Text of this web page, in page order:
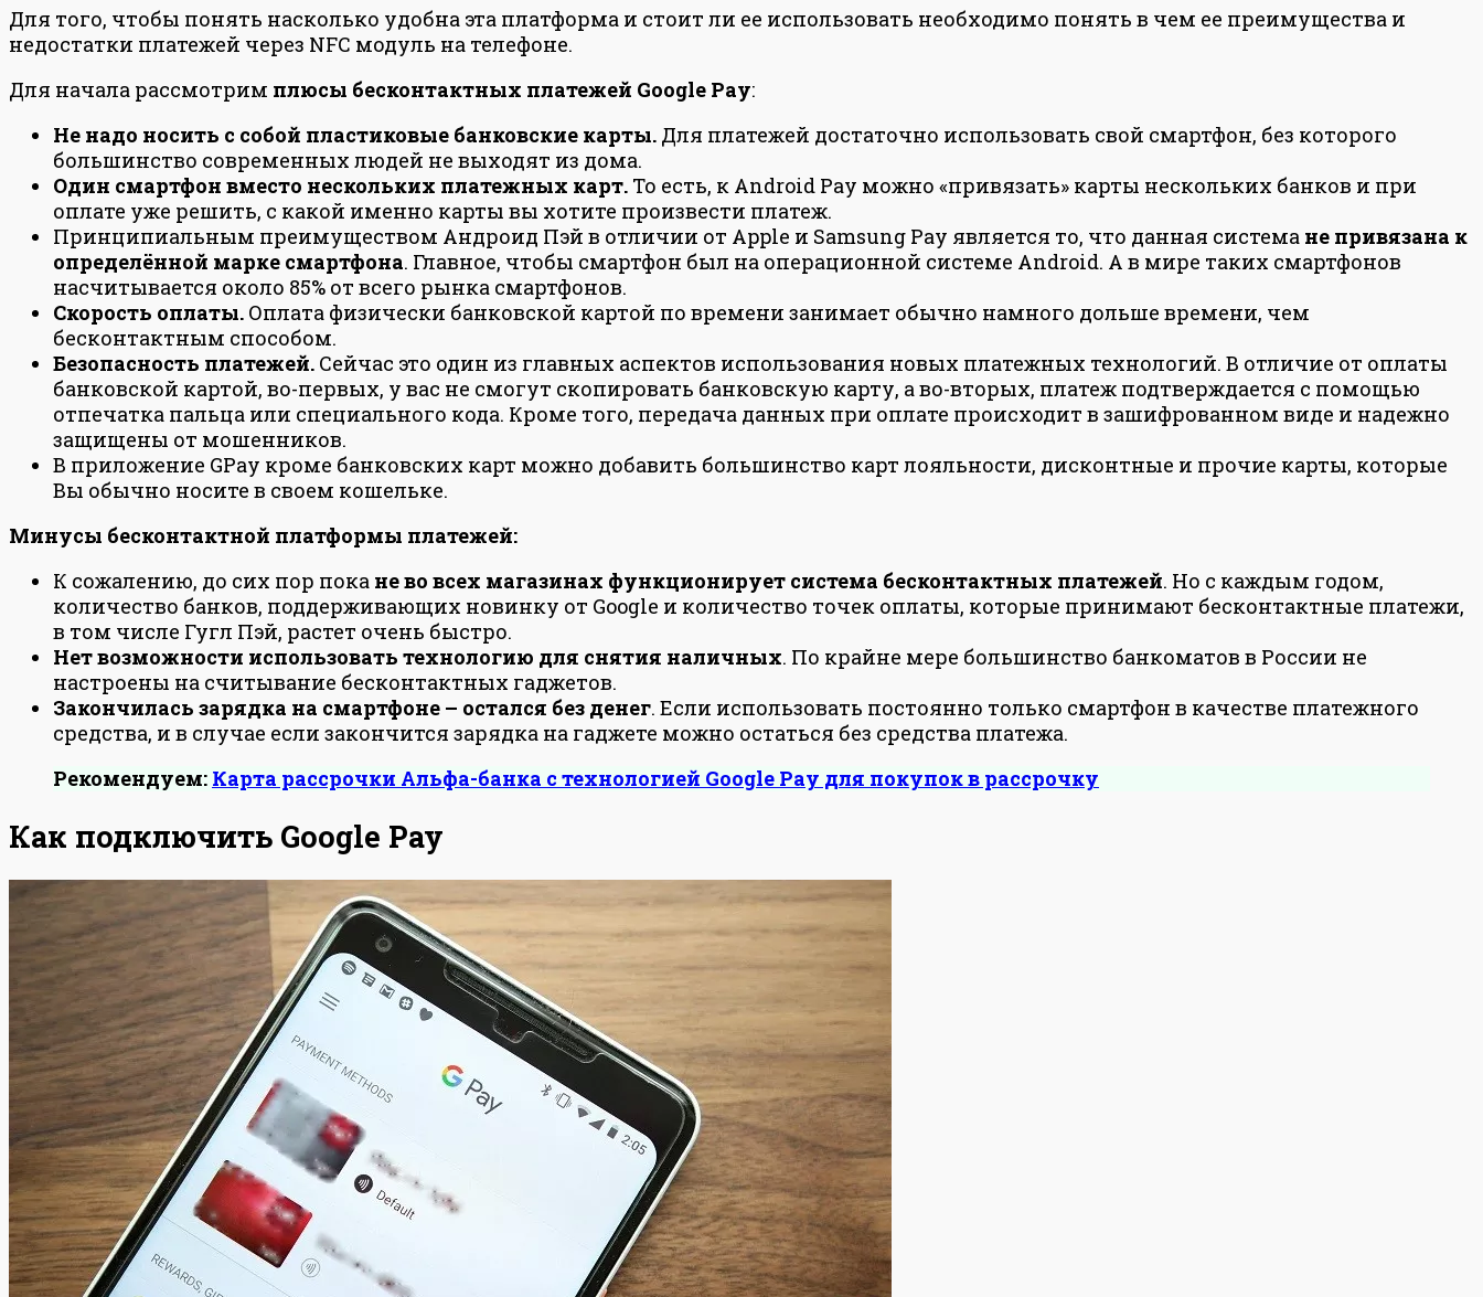
Для того, чтобы понять насколько удобна эта платформа и стоит ли ее использовать необходимо понять в чем ее преимущества и
недостатки платежей через NFC модуль на телефоне.
Для начала рассмотрим плюсы бесконтактных платежей Google Pay:
Не надо носить с собой пластиковые банковские карты. Для платежей достаточно использовать свой смартфон, без которого
большинство современных людей не выходят из дома.
Один смартфон вместо нескольких платежных карт. То есть, к Android Pay можно «привязать» карты нескольких банков и при
оплате уже решить, с какой именно карты вы хотите произвести платеж.
Принципиальным преимуществом Андроид Пэй в отличии от Apple и Samsung Pay является то, что данная система не привязана к
определённой марке смартфона. Главное, чтобы смартфон был на операционной системе Android. А в мире таких смартфонов
насчитывается около 85% от всего рынка смартфонов.
Скорость оплаты. Оплата физически банковской картой по времени занимает обычно намного дольше времени, чем
бесконтактным способом.
Безопасность платежей. Сейчас это один из главных аспектов использования новых платежных технологий. В отличие от оплаты
банковской картой, во-первых, у вас не смогут скопировать банковскую карту, а во-вторых, платеж подтверждается с помощью
отпечатка пальца или специального кода. Кроме того, передача данных при оплате происходит в зашифрованном виде и надежно
защищены от мошенников.
В приложение GPay кроме банковских карт можно добавить большинство карт лояльности, дисконтные и прочие карты, которые
Вы обычно носите в своем кошельке.
Минусы бесконтактной платформы платежей:
К сожалению, до сих пор пока не во всех магазинах функционирует система бесконтактных платежей. Но с каждым годом,
количество банков, поддерживающих новинку от Google и количество точек оплаты, которые принимают бесконтактные платежи,
в том числе Гугл Пэй, растет очень быстро.
Нет возможности использовать технологию для снятия наличных. По крайне мере большинство банкоматов в России не
настроены на считывание бесконтактных гаджетов.
Закончилась зарядка на смартфоне – остался без денег. Если использовать постоянно только смартфон в качестве платежного
средства, и в случае если закончится зарядка на гаджете можно остаться без средства платежа.
Рекомендуем: Карта рассрочки Альфа-банка с технологией Google Pay для покупок в рассрочку
Как подключить Google Pay